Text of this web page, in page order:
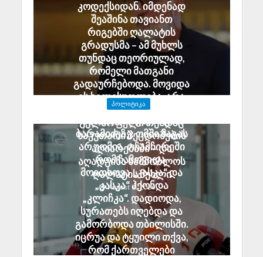
კოდექსიდან. იმდენად
შეაშინა თავიანთ
რიგებში ღალატის
გრადუსმა – ამ მუხლს
თუნდაც თეორიულად,
რომელი მათგანი
გადაურჩებოდა. მოვიდა
ეს ხელისუფლება, არა
უშეცდომო, მაგრამ
გულწრფელი თუნდაც
საკუთარი შეცდომების
აღიარებაში – და
აღადგინა სამშობლოს
ღალატის მუხლი
August 8, 2026
ᲞᲝᲚᲘᲢᲘᲙᲐ
ანზორ მარგიანი გია
ბარამიძეზე: ომში მაგას
არ უომია. ოჩამჩირეში
რომ ჩამოვიდა,
მოითხოვა „კასკა“ და
„კასკა“ ჰქონდა
„კლიჩკა“. დადიოდა,
სურათებს იღებდა და
გამორბოდა თბილისში.
იცრუა და ტყუილი თქვა,
რომ ქართველები